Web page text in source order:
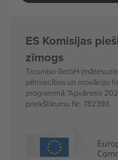
ES Komisijas
zīmogs
Ticombo GmbH
pētniecības un inovāciju
programmā "Apvārsnis
priekšlikumu Nr. 782393.